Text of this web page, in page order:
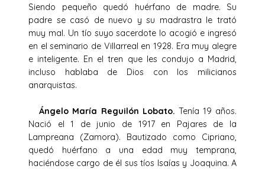
Siendo pequeño quedó huérfano de madre. Su
padre se casó de nuevo y su madrastra le trató
muy mal. Un tío suyo sacerdote lo acogió e ingresó
en el seminario de Villarreal en 1928. Era muy alegre
e inteligente. En el tren que les condujo a Madrid,
incluso hablaba de Dios con los milicianos
anarquistas.
Ángelo María Reguilón Lobato. Tenía 19 años.
Nació el 1 de junio de 1917 en Pajares de la
Lampreana (Zamora). Bautizado como Cipriano,
quedó huérfano a una edad muy temprana,
haciéndose cargo de él sus tíos Isaías y Joaquina. A